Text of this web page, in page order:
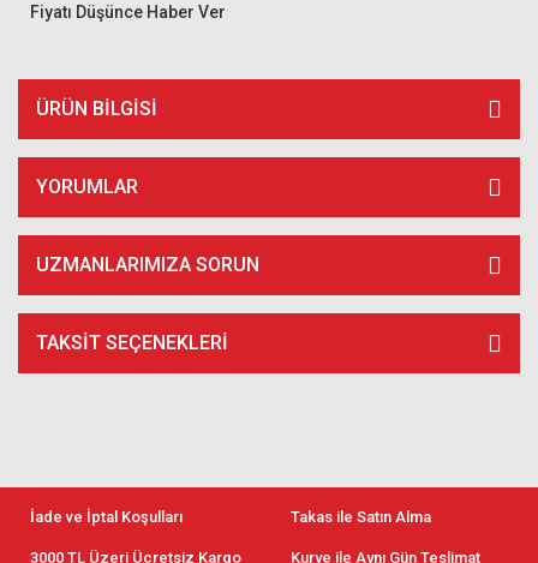
Fiyatı Düşünce Haber Ver
ÜRÜN BILGISI
YORUMLAR
UZMANLARIMIZA SORUN
TAKSIT SEÇENEKLERI
İade ve İptal Koşulları Takas ile Satın Alma
3000 TL Üzeri Ücretsiz Kargo Kurye ile Aynı Gün Teslimat